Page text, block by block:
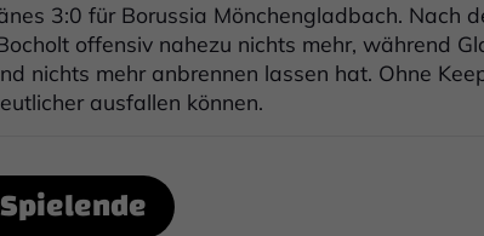
3:0 für Borussia Mönchengladbach. Nach
offensiv nahezu nichts mehr, während
nichts mehr anbrennen lassen hat. Ohne
ausfallen können.
Spielende